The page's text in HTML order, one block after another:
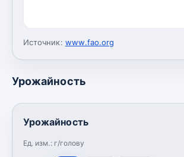
Источник: www.fao.org
Урожайность
Урожайность
Ед. изм.: г/голову